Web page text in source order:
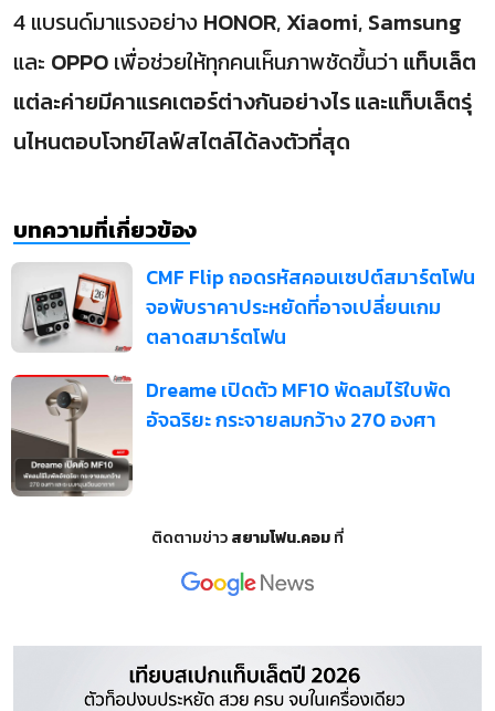
4 แบรนด์มาแรงอย่าง HONOR, Xiaomi, Samsung
และ OPPO เพื่อช่วยให้ทุกคนเห็นภาพชัดขึ้นว่า แท็บเล็ต
แต่ละค่ายมีคาแรคเตอร์ต่างกันอย่างไร และแท็บเล็ตรุ่
นไหนตอบโจทย์ไลฟ์สไตล์ได้ลงตัวที่สุด
บทความที่เกี่ยวข้อง
CMF Flip ถอดรหัสคอนเซปต์สมาร์ตโฟน
จอพับราคาประหยัดที่อาจเปลี่ยนเกม
ตลาดสมาร์ตโฟน
Dreame เปิดตัว MF10 พัดลมไร้ใบพัด
อัจฉริยะ กระจายลมกว้าง 270 องศา
ติดตามข่าวสยามโฟน.คอมที่